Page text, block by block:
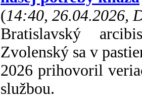
(14:40, 26.04.2026,
Bratislavský
Zvolenský sa v
2026 prihovoril
službou.